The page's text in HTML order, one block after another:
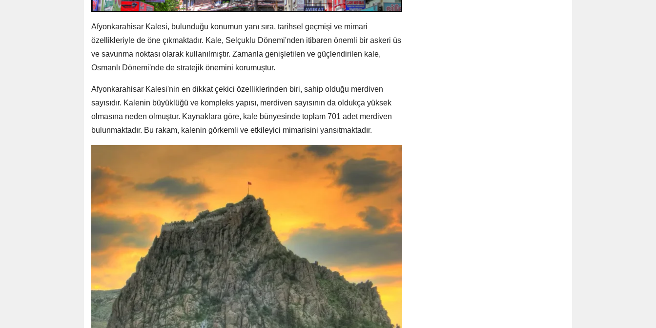
Afyonkarahisar Kalesi, bulunduğu konumun yanı sıra, tarihsel geçmişi ve mimari
özellikleriyle de öne çıkmaktadır. Kale, Selçuklu Dönemi'nden itibaren önemli bir askeri üs
ve savunma noktası olarak kullanılmıştır. Zamanla genişletilen ve güçlendirilen kale,
Osmanlı Dönemi'nde de stratejik önemini korumuştur.
Afyonkarahisar Kalesi'nin en dikkat çekici özelliklerinden biri, sahip olduğu merdiven
sayısıdır. Kalenin büyüklüğü ve kompleks yapısı, merdiven sayısının da oldukça yüksek
olmasına neden olmuştur. Kaynaklara göre, kale bünyesinde toplam 701 adet merdiven
bulunmaktadır. Bu rakam, kalenin görkemli ve etkileyici mimarisini yansıtmaktadır.